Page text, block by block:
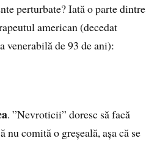
perturbate? Iată o parte dintre
american (decedat
venerabilă de 93 de ani):
. ”Nevroticii” doresc să facă
nu comită o greșeală, așa că se